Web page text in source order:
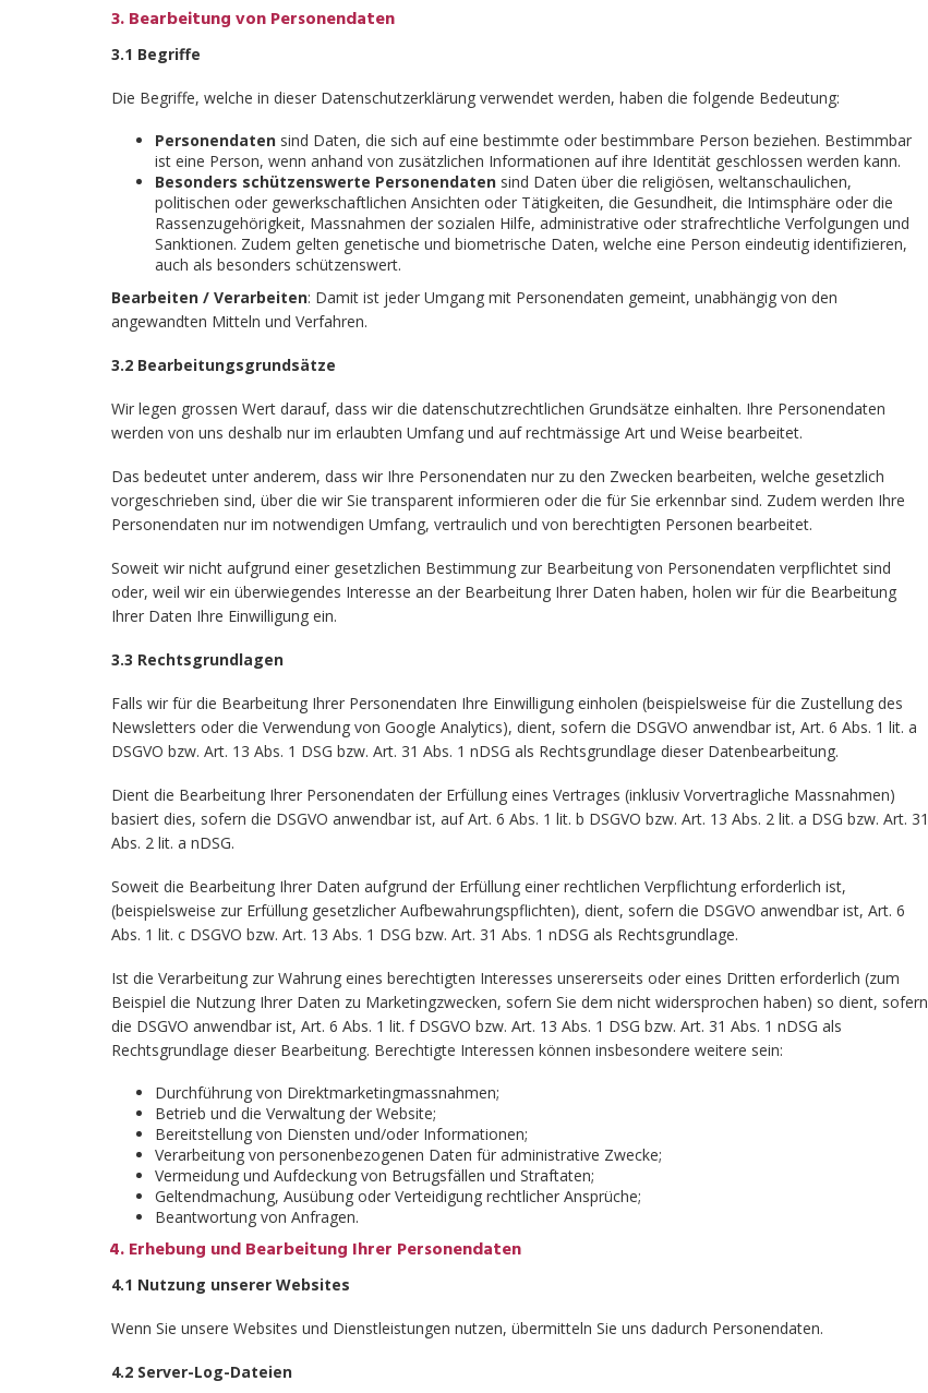
Bearbeitung von Personendaten
3.1 Begriffe
Die Begriffe, welche in dieser Datenschutzerklärung verwendet werden, haben die folgende Bedeutung:
Personendaten sind Daten, die sich auf eine bestimmte oder bestimmbare Person beziehen. Bestimmbar
ist eine Person, wenn anhand von zusätzlichen Informationen auf ihre Identität geschlossen werden kann.
Besonders schützenswerte Personendaten sind Daten über die religiösen, weltanschaulichen,
politischen oder gewerkschaftlichen Ansichten oder Tätigkeiten, die Gesundheit, die Intimsphäre oder die
Rassenzugehörigkeit, Massnahmen der sozialen Hilfe, administrative oder strafrechtliche Verfolgungen und
Sanktionen. Zudem gelten genetische und biometrische Daten, welche eine Person eindeutig identifizieren,
auch als besonders schützenswert.
Bearbeiten / Verarbeiten: Damit ist jeder Umgang mit Personendaten gemeint, unabhängig von den
angewandten Mitteln und Verfahren.
3.2 Bearbeitungsgrundsätze
Wir legen grossen Wert darauf, dass wir die datenschutzrechtlichen Grundsätze einhalten. Ihre Personendaten
werden von uns deshalb nur im erlaubten Umfang und auf rechtmässige Art und Weise bearbeitet.
Das bedeutet unter anderem, dass wir Ihre Personendaten nur zu den Zwecken bearbeiten, welche gesetzlich
vorgeschrieben sind, über die wir Sie transparent informieren oder die für Sie erkennbar sind. Zudem werden Ihre
Personendaten nur im notwendigen Umfang, vertraulich und von berechtigten Personen bearbeitet.
Soweit wir nicht aufgrund einer gesetzlichen Bestimmung zur Bearbeitung von Personendaten verpflichtet sind
oder, weil wir ein überwiegendes Interesse an der Bearbeitung Ihrer Daten haben, holen wir für die Bearbeitung
Ihrer Daten Ihre Einwilligung ein.
3.3 Rechtsgrundlagen
Falls wir für die Bearbeitung Ihrer Personendaten Ihre Einwilligung einholen (beispielsweise für die Zustellung des
Newsletters oder die Verwendung von Google Analytics), dient, sofern die DSGVO anwendbar ist, Art. 6 Abs. 1 lit. a
DSGVO bzw. Art. 13 Abs. 1 DSG bzw. Art. 31 Abs. 1 nDSG als Rechtsgrundlage dieser Datenbearbeitung.
Dient die Bearbeitung Ihrer Personendaten der Erfüllung eines Vertrages (inklusiv Vorvertragliche Massnahmen)
basiert dies, sofern die DSGVO anwendbar ist, auf Art. 6 Abs. 1 lit. b DSGVO bzw. Art. 13 Abs. 2 lit. a DSG bzw. Art. 31
Abs. 2 lit. a nDSG.
Soweit die Bearbeitung Ihrer Daten aufgrund der Erfüllung einer rechtlichen Verpflichtung erforderlich ist,
(beispielsweise zur Erfüllung gesetzlicher Aufbewahrungspflichten), dient, sofern die DSGVO anwendbar ist, Art. 6
Abs. 1 lit. c DSGVO bzw. Art. 13 Abs. 1 DSG bzw. Art. 31 Abs. 1 nDSG als Rechtsgrundlage.
Ist die Verarbeitung zur Wahrung eines berechtigten Interesses unsererseits oder eines Dritten erforderlich (zum
Beispiel die Nutzung Ihrer Daten zu Marketingzwecken, sofern Sie dem nicht widersprochen haben) so dient, sofern
die DSGVO anwendbar ist, Art. 6 Abs. 1 lit. f DSGVO bzw. Art. 13 Abs. 1 DSG bzw. Art. 31 Abs. 1 nDSG als
Rechtsgrundlage dieser Bearbeitung. Berechtigte Interessen können insbesondere weitere sein:
Durchführung von Direktmarketingmassnahmen;
Betrieb und die Verwaltung der Website;
Bereitstellung von Diensten und/oder Informationen;
Verarbeitung von personenbezogenen Daten für administrative Zwecke;
Vermeidung und Aufdeckung von Betrugsfällen und Straftaten;
Geltendmachung, Ausübung oder Verteidigung rechtlicher Ansprüche;
Beantwortung von Anfragen.
Erhebung und Bearbeitung Ihrer Personendaten
4.1 Nutzung unserer Websites
Wenn Sie unsere Websites und Dienstleistungen nutzen, übermitteln Sie uns dadurch Personendaten.
4.2 Server-Log-Dateien